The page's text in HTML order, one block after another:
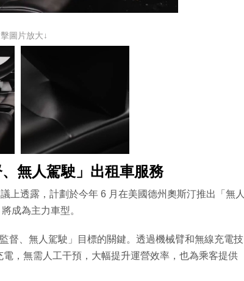
圖片放大↓
無人駕駛」出租車服務
上透露，計劃於今年 6 月在美國德州奧斯汀推出「無人
成為主力車型。
督、無人駕駛」目標的關鍵。透過機械臂和無線充電技
，無需人工干預，大幅提升運營效率，也為乘客提供